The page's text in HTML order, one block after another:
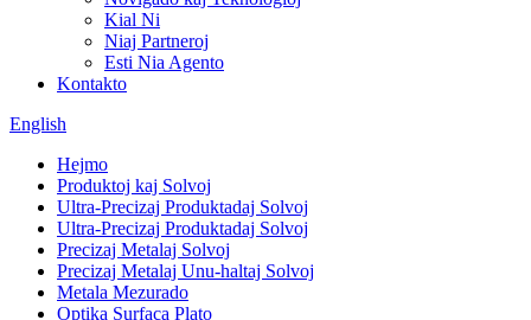
Kial Ni
Niaj Partneroj
Esti Nia Agento
Kontakto
English
Hejmo
Produktoj kaj Solvoj
Ultra-Precizaj Produktadaj Solvoj
Ultra-Precizaj Produktadaj Solvoj
Precizaj Metalaj Solvoj
Precizaj Metalaj Unu-haltaj Solvoj
Metala Mezurado
Optika Surfaca Plato